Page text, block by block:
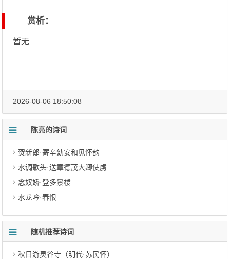
赏析：
暂无
2026-08-06 18:50:08
陈亮的诗词
贺新郎·寄辛幼安和见怀韵
水调歌头·送章德茂大卿使虏
念奴娇·登多景楼
水龙吟·春恨
随机推荐诗词
秋日游灵谷寺（明代·苏民怀）